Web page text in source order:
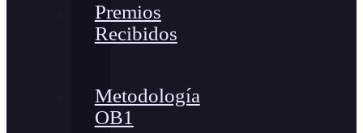
Premios
Recibidos
Metodología
OB1